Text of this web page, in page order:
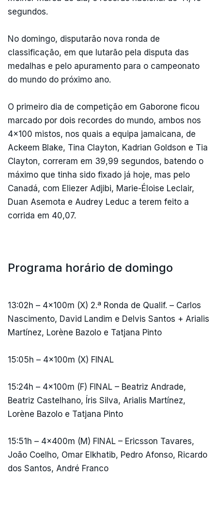
segundos.
No domingo, disputarão nova ronda de
classificação, em que lutarão pela disputa das
medalhas e pelo apuramento para o campeonato
do mundo do próximo ano.
O primeiro dia de competição em Gaborone ficou
marcado por dois recordes do mundo, ambos nos
4x100 mistos, nos quais a equipa jamaicana, de
Ackeem Blake, Tina Clayton, Kadrian Goldson e Tia
Clayton, correram em 39,99 segundos, batendo o
máximo que tinha sido fixado já hoje, mas pelo
Canadá, com Eliezer Adjibi, Marie-Éloise Leclair,
Duan Asemota e Audrey Leduc a terem feito a
corrida em 40,07.
Programa horário de domingo
13:02h – 4x100m (X) 2.ª Ronda de Qualif. – Carlos
Nascimento, David Landim e Delvis Santos + Arialis
Martínez, Lorène Bazolo e Tatjana Pinto
15:05h – 4x100m (X) FINAL
15:24h – 4x100m (F) FINAL – Beatriz Andrade,
Beatriz Castelhano, Íris Silva, Arialis Martínez,
Lorène Bazolo e Tatjana Pinto
15:51h – 4x400m (M) FINAL – Ericsson Tavares,
João Coelho, Omar Elkhatib, Pedro Afonso, Ricardo
dos Santos, André Franco